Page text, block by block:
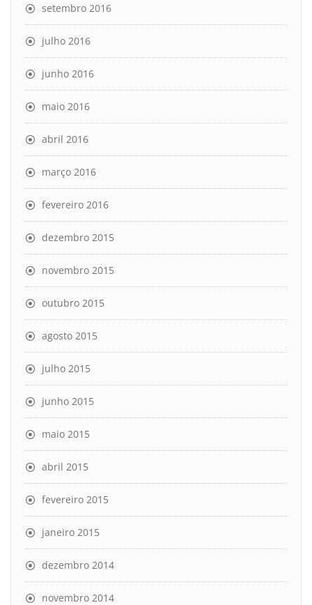
setembro 2016
julho 2016
junho 2016
maio 2016
abril 2016
março 2016
fevereiro 2016
dezembro 2015
novembro 2015
outubro 2015
agosto 2015
julho 2015
junho 2015
maio 2015
abril 2015
fevereiro 2015
janeiro 2015
dezembro 2014
novembro 2014